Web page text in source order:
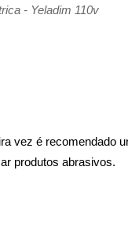
- Yeladim 110v
vez é recomendado
produtos abrasivos.